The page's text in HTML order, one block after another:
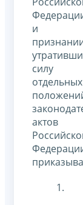
и
силу
отдельных
актов